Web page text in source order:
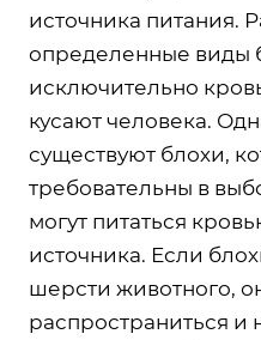
источника питания.
определенные виды
исключительно
кусают человека.
существуют блохи,
требовательны в
могут питаться
источника. Если
шерсти животного,
распространиться и